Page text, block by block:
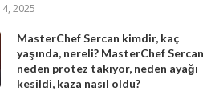
2025
MasterChef Sercan kimdir, kaç
yaşında, nereli? MasterChef Sercan
neden protez takıyor, neden ayağı
kesildi, kaza nasıl oldu?